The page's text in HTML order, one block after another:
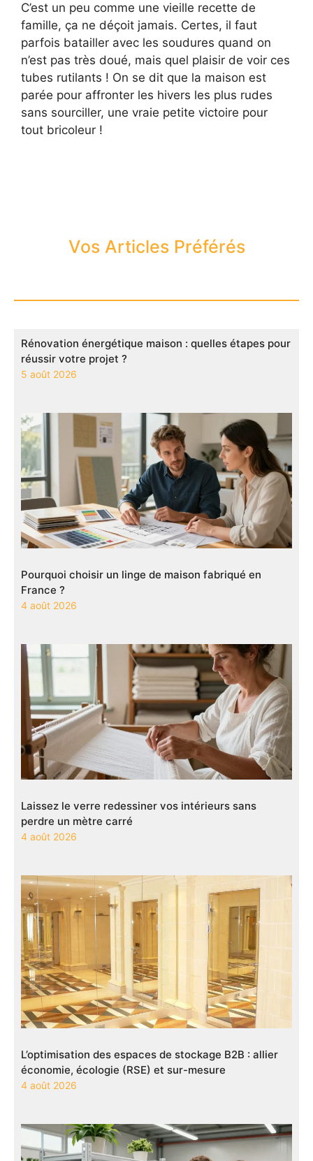
C’est un peu comme une vieille recette de
famille, ça ne déçoit jamais. Certes, il faut
parfois batailler avec les soudures quand on
n’est pas très doué, mais quel plaisir de voir ces
tubes rutilants ! On se dit que la maison est
parée pour affronter les hivers les plus rudes
sans sourciller, une vraie petite victoire pour
tout bricoleur !
Vos Articles Préférés
Rénovation énergétique maison : quelles étapes pour
réussir votre projet ?
5 août 2026
Pourquoi choisir un linge de maison fabriqué en
France ?
4 août 2026
Laissez le verre redessiner vos intérieurs sans
perdre un mètre carré
4 août 2026
L’optimisation des espaces de stockage B2B : allier
économie, écologie (RSE) et sur-mesure
4 août 2026